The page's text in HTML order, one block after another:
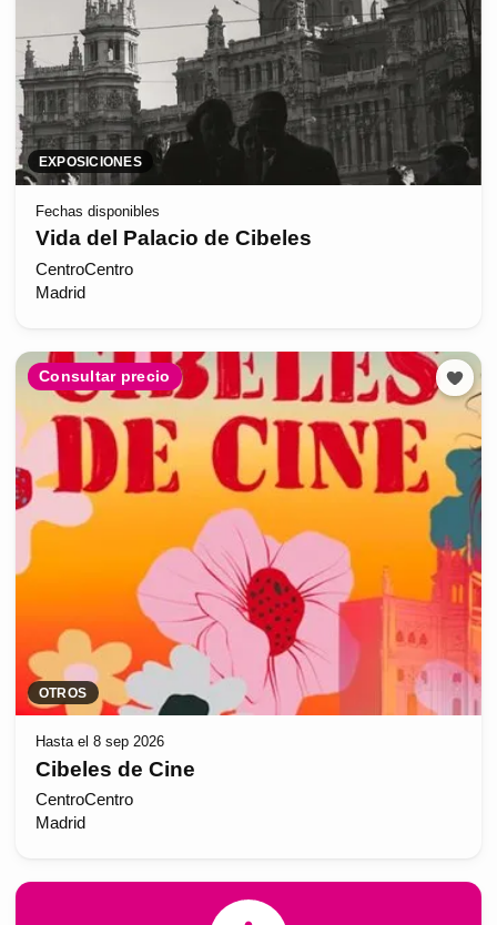
EXPOSICIONES
Fechas disponibles
Vida del Palacio de Cibeles
CentroCentro
Madrid
Consultar precio
OTROS
Hasta el 8 sep 2026
Cibeles de Cine
CentroCentro
Madrid